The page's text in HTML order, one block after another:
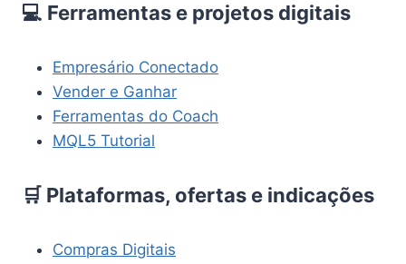
💻 Ferramentas e projetos digitais
Empresário Conectado
Vender e Ganhar
Ferramentas do Coach
MQL5 Tutorial
🛒 Plataformas, ofertas e indicações
Compras Digitais